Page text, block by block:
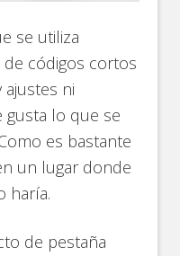
se utiliza
códigos cortos
ajustes ni
gusta lo que se
es bastante
un lugar donde
haría.
de pestaña